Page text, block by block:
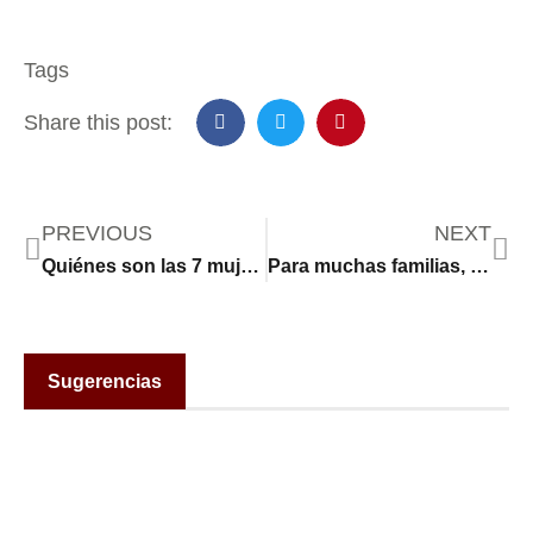
Tags
Share this post:
PREVIOUS
Quiénes son las 7 mujeres que fueron elegidas presidentas en América Latina antes de Claudia Sheinbaum
NEXT
Para muchas familias, esta es la única comida del día
Sugerencias